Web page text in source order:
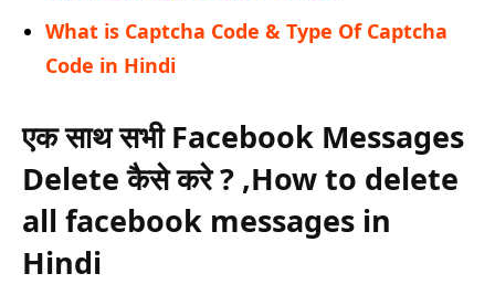
What is Captcha Code & Type Of Captcha
Code in Hindi
एक साथ सभी Facebook Messages
Delete कैसे करे ? ,How to delete
all facebook messages in
Hindi